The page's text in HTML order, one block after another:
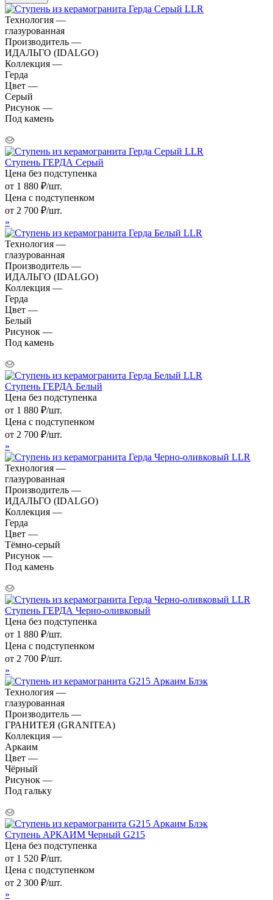
Технология —
глазурованная
Производитель —
ИДАЛЬГО (IDALGO)
Коллекция —
Герда
Цвет —
Серый
Рисунок —
Под камень
Ступень ГЕРДА Серый
Цена без подступенка
от 1 880 ₽/шт.
Цена с подступенком
от 2 700 ₽/шт.
»
Технология —
глазурованная
Производитель —
ИДАЛЬГО (IDALGO)
Коллекция —
Герда
Цвет —
Белый
Рисунок —
Под камень
Ступень ГЕРДА Белый
Цена без подступенка
от 1 880 ₽/шт.
Цена с подступенком
от 2 700 ₽/шт.
»
Технология —
глазурованная
Производитель —
ИДАЛЬГО (IDALGO)
Коллекция —
Герда
Цвет —
Тёмно-серый
Рисунок —
Под камень
Ступень ГЕРДА Черно-оливковый
Цена без подступенка
от 1 880 ₽/шт.
Цена с подступенком
от 2 700 ₽/шт.
»
Технология —
глазурованная
Производитель —
ГРАНИТЕЯ (GRANITEA)
Коллекция —
Аркаим
Цвет —
Чёрный
Рисунок —
Под гальку
Ступень АРКАИМ Черный G215
Цена без подступенка
от 1 520 ₽/шт.
Цена с подступенком
от 2 300 ₽/шт.
»